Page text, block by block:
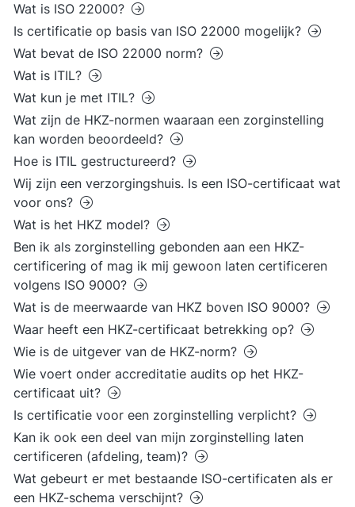
Wat is ISO 22000?
Is certificatie op basis van ISO 22000 mogelijk?
Wat bevat de ISO 22000 norm?
Wat is ITIL?
Wat kun je met ITIL?
Wat zijn de HKZ-normen waaraan een zorginstelling
kan worden beoordeeld?
Hoe is ITIL gestructureerd?
Wij zijn een verzorgingshuis. Is een ISO-certificaat wat
voor ons?
Wat is het HKZ model?
Ben ik als zorginstelling gebonden aan een HKZ-
certificering of mag ik mij gewoon laten certificeren
volgens ISO 9000?
Wat is de meerwaarde van HKZ boven ISO 9000?
Waar heeft een HKZ-certificaat betrekking op?
Wie is de uitgever van de HKZ-norm?
Wie voert onder accreditatie audits op het HKZ-
certificaat uit?
Is certificatie voor een zorginstelling verplicht?
Kan ik ook een deel van mijn zorginstelling laten
certificeren (afdeling, team)?
Wat gebeurt er met bestaande ISO-certificaten als er
een HKZ-schema verschijnt?